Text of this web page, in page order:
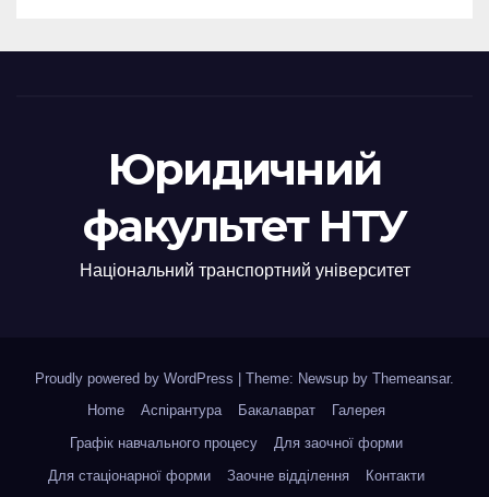
Юридичний
факультет НТУ
Національний транспортний університет
Proudly powered by WordPress Theme: Newsup by Themeansar.
Home
Аспірантура Бакалаврат
Галерея
Графік навчального процесу
Для заочної форми
Для стаціонарної форми
Заочне відділення Контакти